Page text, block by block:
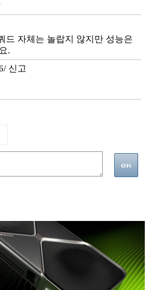
드 자체는 놀랍지 않지만 성능은
.
신고